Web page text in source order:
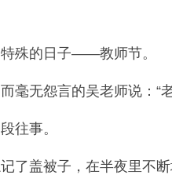
殊的日子——教师节。
毫无怨言的吴老师说：“
往事。
了盖被子，在半夜里不